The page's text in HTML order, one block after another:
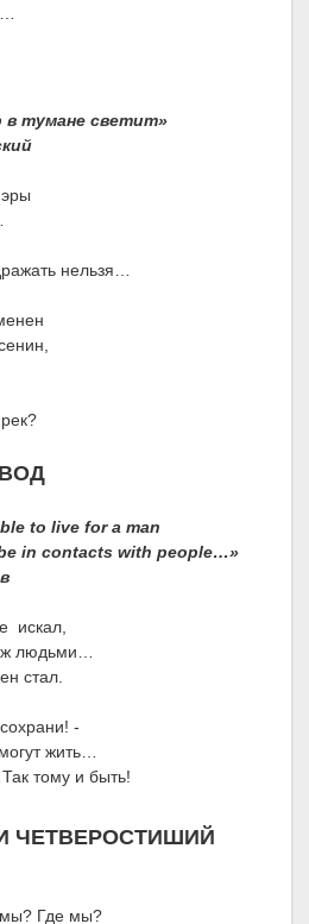
в тумане светит»
нельзя…
to live for a man
in contacts with people…»
искал,
людьми…
стал.
-
жить…
тому и быть!
ЧЕТВЕРОСТИШИЙ
Где мы?